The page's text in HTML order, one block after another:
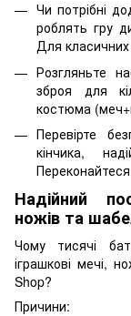
Чи потрібні
роблять гру
Для класичних
Розгляньте
зброя для
костюма
Перевірте
кінчика,
Переконайтеся
Надійний
ножів та
Чому тисячі
іграшкові мечі,
Shop?
Причини: